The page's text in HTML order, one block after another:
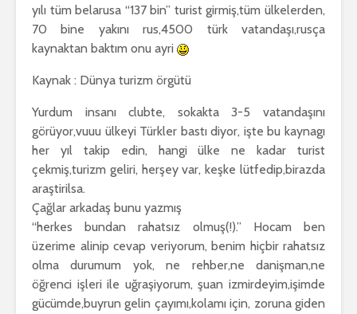
yılı tüm belarusa “137 bin” turist girmiş,tüm ülkelerden,
70 bine yakını rus,4500 türk vatandaşı,rusça
kaynaktan baktım onu ayri
Kaynak : Dünya turizm örgütü
Yurdum insanı clubte, sokakta 3-5 vatandaşını
görüyor,vuuu ülkeyi Türkler bastı diyor, işte bu kaynagı
her yıl takip edin, hangi ülke ne kadar turist
çekmiş,turizm geliri, herşey var, keşke lütfedip,birazda
araştirilsa.
Çağlar arkadaş bunu yazmış
“herkes bundan rahatsız olmuş(!).” Hocam ben
üzerime alinip cevap veriyorum, benim hiçbir rahatsız
olma durumum yok, ne rehber,ne danişman,ne
öğrenci işleri ile uğraşiyorum, şuan izmirdeyim,işimde
gücümde,buyrun gelin çayımı,kolamı için, zoruna giden